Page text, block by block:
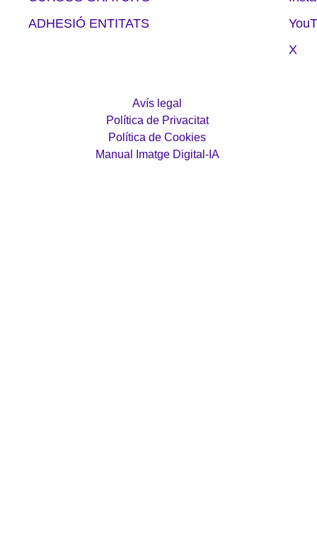
ADHESIÓ ENTITATS
X
Avís legal
Política de Privacitat
Política de Cookies
Manual Imatge Digital-IA